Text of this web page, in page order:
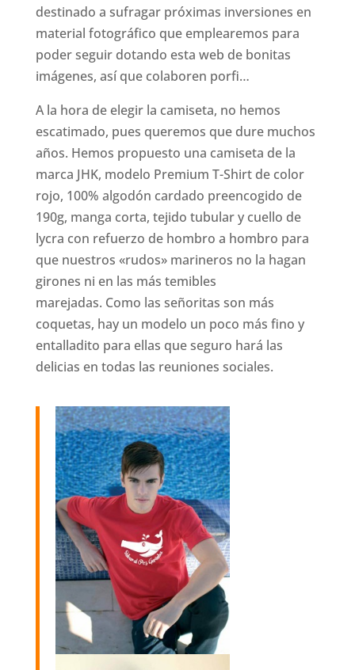
destinado a sufragar próximas inversiones en
material fotográfico que emplearemos para
poder seguir dotando esta web de bonitas
imágenes, así que colaboren porfi…
A la hora de elegir la camiseta, no hemos
escatimado, pues queremos que dure muchos
años. Hemos propuesto una camiseta de la
marca JHK, modelo Premium T-Shirt de color
rojo, 100% algodón cardado preencogido de
190g, manga corta, tejido tubular y cuello de
lycra con refuerzo de hombro a hombro para
que nuestros «rudos» marineros no la hagan
girones ni en las más temibles
marejadas. Como las señoritas son más
coquetas, hay un modelo un poco más fino y
entalladito para ellas que seguro hará las
delicias en todas las reuniones sociales.